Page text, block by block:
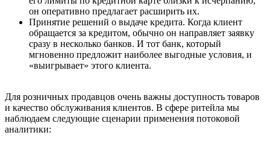
он оперативно предлагает расширить их.
Принятие решений о выдаче кредита. Когда клиент
обращается за кредитом, обычно он направляет заявку
сразу в несколько банков. И тот банк, который
мгновенно предложит наиболее выгодные условия, и
«выигрывает» этого клиента.
Для розничных продавцов очень важны доступность товаров
и качество обслуживания клиентов. В сфере ритейла мы
наблюдаем следующие сценарии применения потоковой
аналитики: